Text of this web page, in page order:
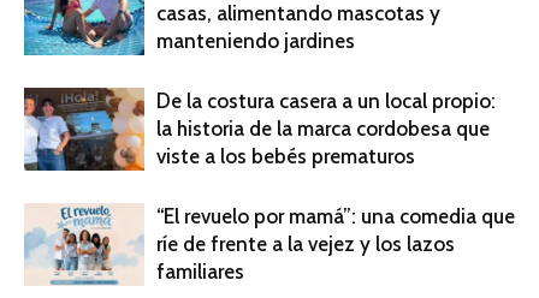
casas, alimentando mascotas y
manteniendo jardines
De la costura casera a un local propio:
la historia de la marca cordobesa que
viste a los bebés prematuros
“El revuelo por mamá”: una comedia que
ríe de frente a la vejez y los lazos
familiares